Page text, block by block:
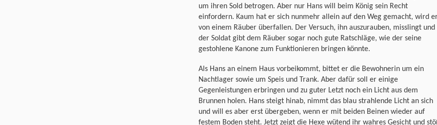
um ihren Sold betrogen. Aber nur Hans will beim König sein Recht
einfordern. Kaum hat er sich nunmehr allein auf den Weg gemacht, wird
von einem Räuber überfallen. Der Versuch, ihn auszurauben, misslingt und
der Soldat gibt dem Räuber sogar noch gute Ratschläge, wie der seine
gestohlene Kanone zum Funktionieren bringen könnte.
Als Hans an einem Haus vorbeikommt, bittet er die Bewohnerin um ein
Nachtlager sowie um Speis und Trank. Aber dafür soll er einige
Gegenleistungen erbringen und zu guter Letzt noch ein Licht aus dem
Brunnen holen. Hans steigt hinab, nimmt das blau strahlende Licht an sich
und will es aber erst übergeben, wenn er mit beiden Beinen wieder auf
festem Boden steht. Jetzt zeigt die Hexe wütend ihr wahres Gesicht und